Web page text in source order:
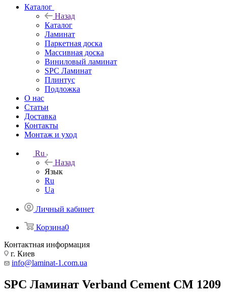
Каталог
Назад
Каталог
Ламинат
Паркетная доска
Массивная доска
Виниловый ламинат
SPC Ламинат
Плинтус
Подложка
О нас
Статьи
Доставка
Контакты
Монтаж и уход
Ru
Назад
Язык
Ru
Ua
Личный кабинет
Корзина0
Контактная информация
г. Киев
info@laminat-1.com.ua
SPC Ламинат Verband Cement CM 1209